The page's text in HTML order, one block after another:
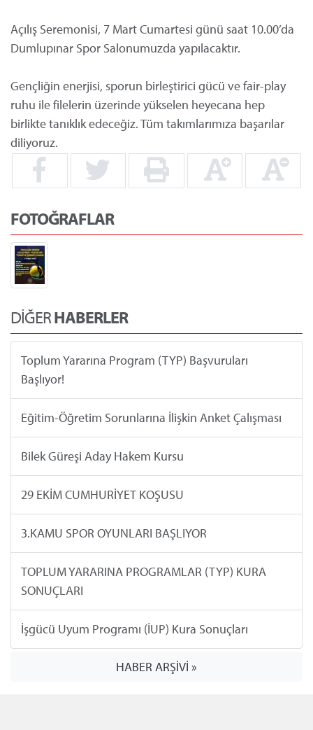
Açılış Seremonisi, 7 Mart Cumartesi günü saat 10.00’da
Dumlupınar Spor Salonumuzda yapılacaktır.
Gençliğin enerjisi, sporun birleştirici gücü ve fair-play
ruhu ile filelerin üzerinde yükselen heyecana hep
birlikte tanıklık edeceğiz. Tüm takımlarımıza başarılar
diliyoruz.
FOTOĞRAFLAR
DİĞERHABERLER
Toplum Yararına Program (TYP) Başvuruları
Başlıyor!
Eğitim-Öğretim Sorunlarına İlişkin Anket Çalışması
Bilek Güreşi Aday Hakem Kursu
29 EKİM CUMHURİYET KOŞUSU
3.KAMU SPOR OYUNLARI BAŞLIYOR
TOPLUM YARARINA PROGRAMLAR (TYP) KURA
SONUÇLARI
İşgücü Uyum Programı (İUP) Kura Sonuçları
HABER ARŞİVİ »